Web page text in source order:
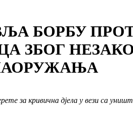
БОРБУ
ЗБОГ
за кривична дјела у вези са